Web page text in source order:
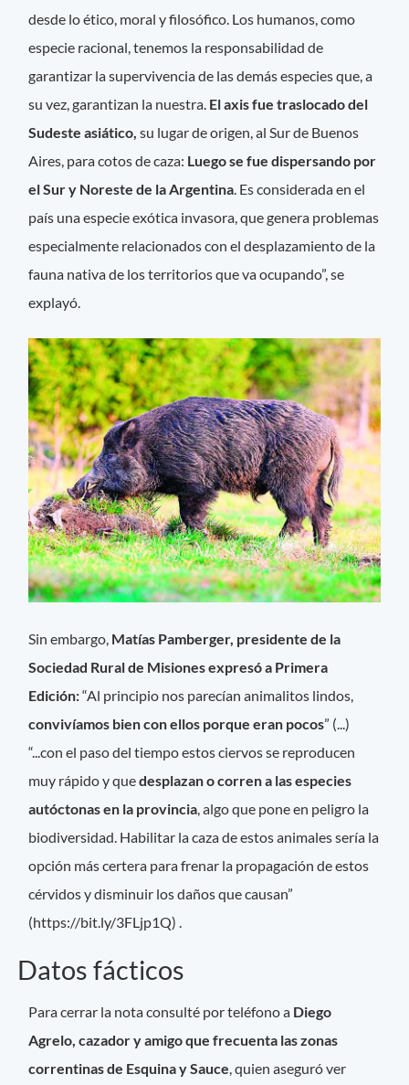
desde lo ético, moral y filosófico. Los humanos, como
especie racional, tenemos la responsabilidad de
garantizar la supervivencia de las demás especies que, a
su vez, garantizan la nuestra. El axis fue traslocado del
Sudeste asiático, su lugar de origen, al Sur de Buenos
Aires, para cotos de caza: Luego se fue dispersando por
el Sur y Noreste de la Argentina. Es considerada en el
país una especie exótica invasora, que genera problemas
especialmente relacionados con el desplazamiento de la
fauna nativa de los territorios que va ocupando”, se
explayó.
Sin embargo, Matías Pamberger, presidente de la
Sociedad Rural de Misiones expresó a Primera
Edición:“Al principio nos parecían animalitos lindos,
convivíamos bien con ellos porque eran pocos” (...)
“...con el paso del tiempo estos ciervos se reproducen
muy rápido y quedesplazan o corren a las especies
autóctonas en la provincia, algo que pone en peligro la
biodiversidad. Habilitar la caza de estos animales sería la
opción más certera para frenar la propagación de estos
cérvidos y disminuir los daños que causan”
(https://bit.ly/3FLjp1Q) .
Datos fácticos
Para cerrar la nota consulté por teléfono a Diego
Agrelo, cazador y amigo que frecuenta las zonas
correntinas de Esquina y Sauce , quien aseguró ver